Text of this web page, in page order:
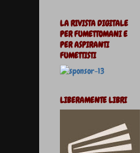
LA RIVISTA DIGITALE
PER FUMETTOMANI E
PER ASPIRANTI
FUMETTISTI
LIBERAMENTE LIBRI